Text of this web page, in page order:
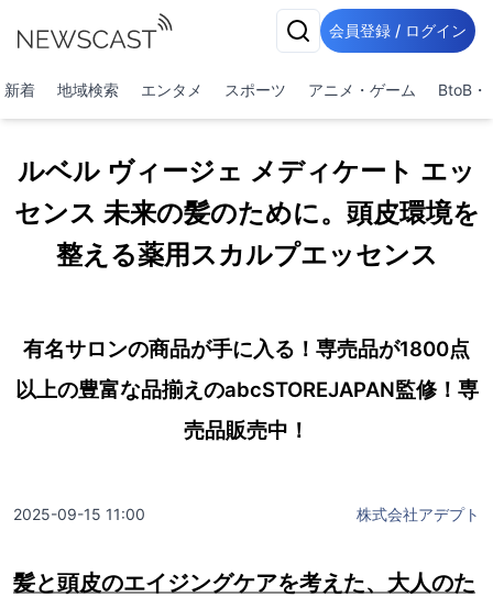
会員登録 / ログイン
新着 地域検索 エンタメ スポーツ アニメ・ゲーム BtoB・
ルベル ヴィージェ メディケート エッ
センス 未来の髪のために。頭皮環境を
整える薬用スカルプエッセンス
有名サロンの商品が手に入る！専売品が1800点
以上の豊富な品揃えのabcSTOREJAPAN監修！専
売品販売中！
2025-09-15 11:00 株式会社アデプト
髪と頭皮のエイジングケアを考えた、大人のた